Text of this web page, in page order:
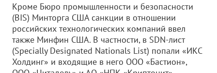
Кроме Бюро промышленности и безопасности
(BIS) Минторга США санкции в отношении
российских технологических компаний ввел
также Минфин США. В частности, в SDN-лист
(Specially Designated Nationals List) попали «ИКС
Холдинг» и входящие в него ООО «Бастион»,